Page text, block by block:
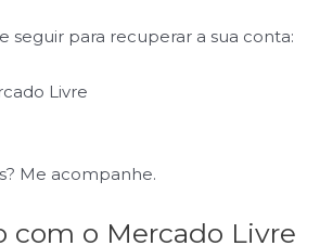
seguir para recuperar a sua conta:
Livre
Me acompanhe.
com o Mercado Livre